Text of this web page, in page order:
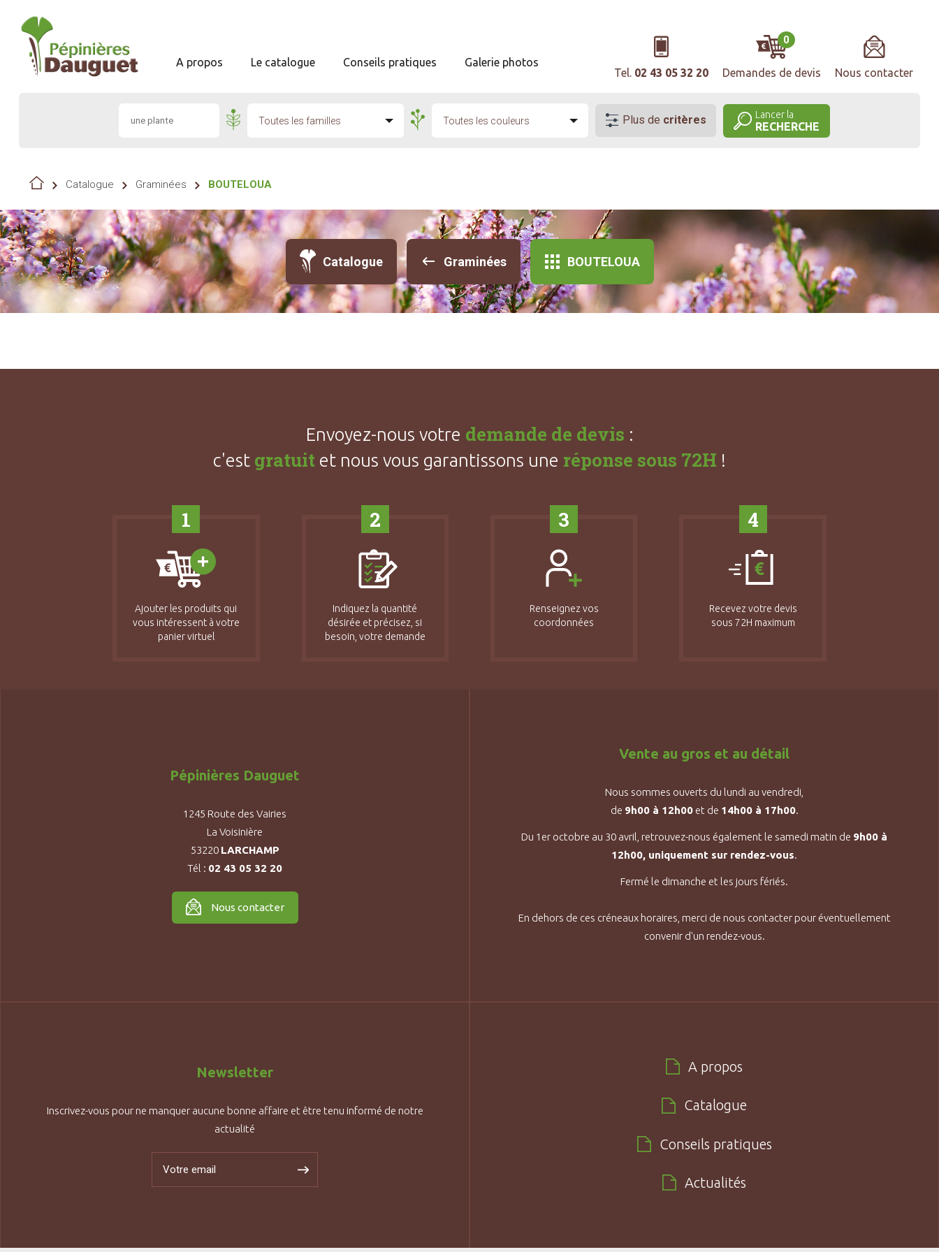
A propos Le catalogue Conseils pratiques
Galerie photos
Tel. 02 43 05 32 20
0
Demandes de devis Nous contacter
Toutes les familles Toutes les couleurs Plus de critères Lancer la
RECHERCHE
Catalogue Graminées BOUTELOUA
Catalogue Graminées BOUTELOUA
Envoyez-nous votre demande de devis :
c'est gratuit et nous vous garantissons une réponse sous 72H !
1
Ajouter les produits qui
vous intéressent à votre
panier virtuel
2
Indiquez la quantité
désirée et précisez, si
besoin, votre demande
3
Renseignez vos
coordonnées
4
Recevez votre devis
sous 72H maximum
Pépinières Dauguet
1245 Route des Vairies
La Voisinière
53220 LARCHAMP
Tél : 02 43 05 32 20
Nous contacter
Vente au gros et au détail
Nous sommes ouverts du lundi au vendredi,
de 9h00 à 12h00et de 14h00 à 17h00.
Du 1er octobre au 30 avril, retrouvez-nous également le samedi matin de 9h00 à
12h00, uniquement sur rendez-vous.
Fermé le dimanche et les jours fériés.
En dehors de ces créneaux horaires, merci de nous contacter pour éventuellement
convenir d'un rendez-vous.
Newsletter
Inscrivez-vous pour ne manquer aucune bonne affaire et être tenu informé de notre
actualité
A propos
Catalogue
Conseils pratiques
Actualités